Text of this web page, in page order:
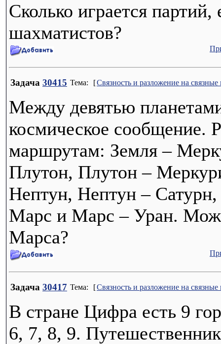
Сколько играется
шахматистов?
Задача 30415 Тема: [Связность и разложение на
Между девятью
космическое сообщение.
маршрутам: Земля –
Плутон, Плутон –
Нептун, Нептун –
Марс и Марс – Уран.
Марса?
Задача 30417 Тема: [Связность и разложение на
В стране Цифра есть 9
6, 7, 8, 9.